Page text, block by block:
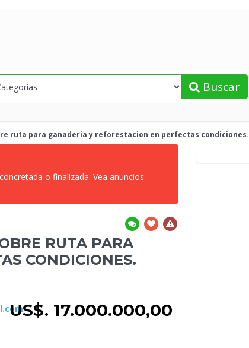
Buscar
ruta para ganaderiay reforestacion en perfectas condiciones.
o finalizada. Vea anuncios
RUTA PARA
CONDICIONES.
US$. 17.000.000,00